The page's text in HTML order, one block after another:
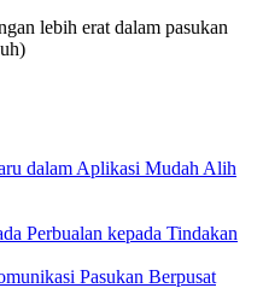
lebih erat dalam pasukan
dalam Aplikasi Mudah Alih
Perbualan kepada Tindakan
Pasukan Berpusat